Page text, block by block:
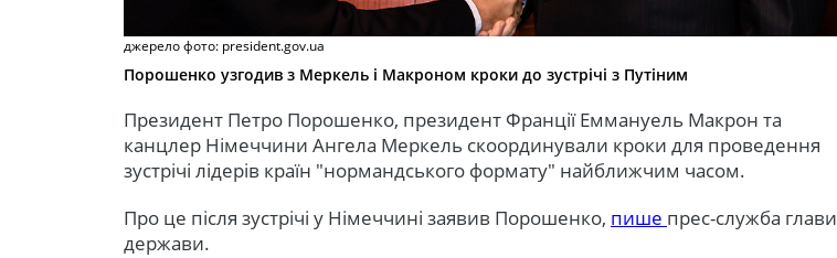
джерело фото: president.gov.ua
Порошенко узгодив з Меркель і Макроном кроки до зустрічі з Путіним
Президент Петро Порошенко, президент Франції Еммануель Макрон та
канцлер Німеччини Ангела Меркель скоординували кроки для проведення
зустрічі лідерів країн "нормандського формату" найближчим часом.
Про це після зустрічі у Німеччині заявив Порошенко, пише прес-служба глави
держави.